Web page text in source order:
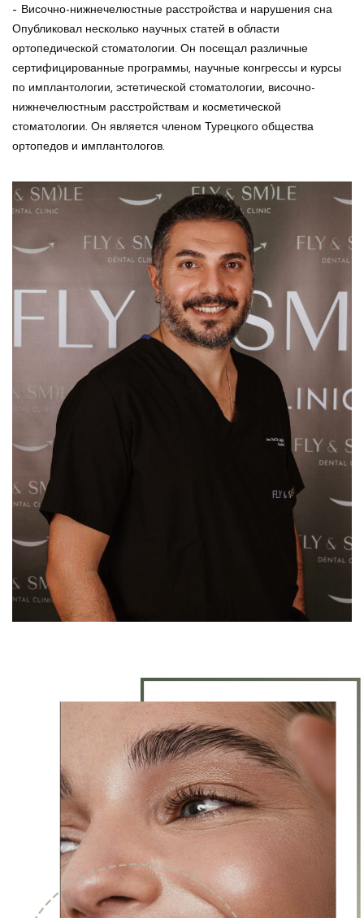
– Височно-нижнечелюстные расстройства и нарушения сна
Опубликовал несколько научных статей в области
ортопедической стоматологии. Он посещал различные
сертифицированные программы, научные конгрессы и курсы
по имплантологии, эстетической стоматологии, височно-
нижнечелюстным расстройствам и косметической
стоматологии. Он является членом Турецкого общества
ортопедов и имплантологов.